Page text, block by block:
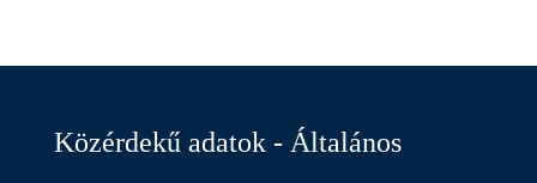
Közérdekű adatok - Általános